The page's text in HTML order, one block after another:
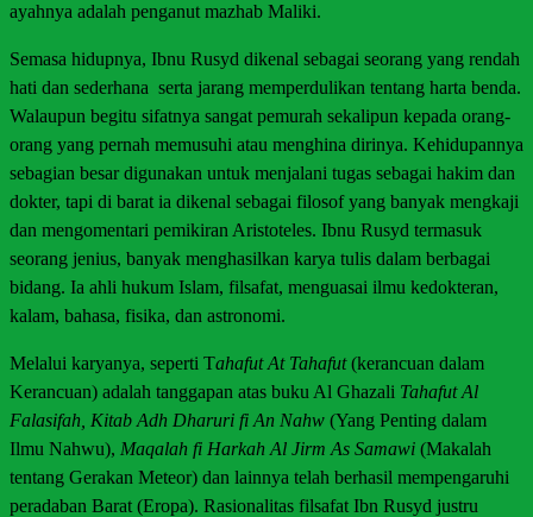
ayahnya adalah penganut mazhab Maliki.
Semasa hidupnya, Ibnu Rusyd dikenal sebagai seorang yang rendah
hati dan sederhana serta jarang memperdulikan tentang harta benda.
Walaupun begitu sifatnya sangat pemurah sekalipun kepada orang-
orang yang pernah memusuhi atau menghina dirinya. Kehidupannya
sebagian besar digunakan untuk menjalani tugas sebagai hakim dan
dokter, tapi di barat ia dikenal sebagai filosof yang banyak mengkaji
dan mengomentari pemikiran Aristoteles. Ibnu Rusyd termasuk
seorang jenius, banyak menghasilkan karya tulis dalam berbagai
bidang. Ia ahli hukum Islam, filsafat, menguasai ilmu kedokteran,
kalam, bahasa, fisika, dan astronomi.
Melalui karyanya, seperti Tahafut At Tahafut(kerancuan dalam
Kerancuan) adalah tanggapan atas buku Al Ghazali Tahafut Al
Falasifah, Kitab Adh Dharuri fi An Nahw (Yang Penting dalam
Ilmu Nahwu), Maqalah fi Harkah Al Jirm As Samawi (Makalah
tentang Gerakan Meteor) dan lainnya telah berhasil mempengaruhi
peradaban Barat (Eropa). Rasionalitas filsafat Ibn Rusyd justru